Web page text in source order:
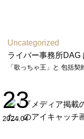
Uncategorized
「歌っちゃ王」と 包括契
23
2024.04